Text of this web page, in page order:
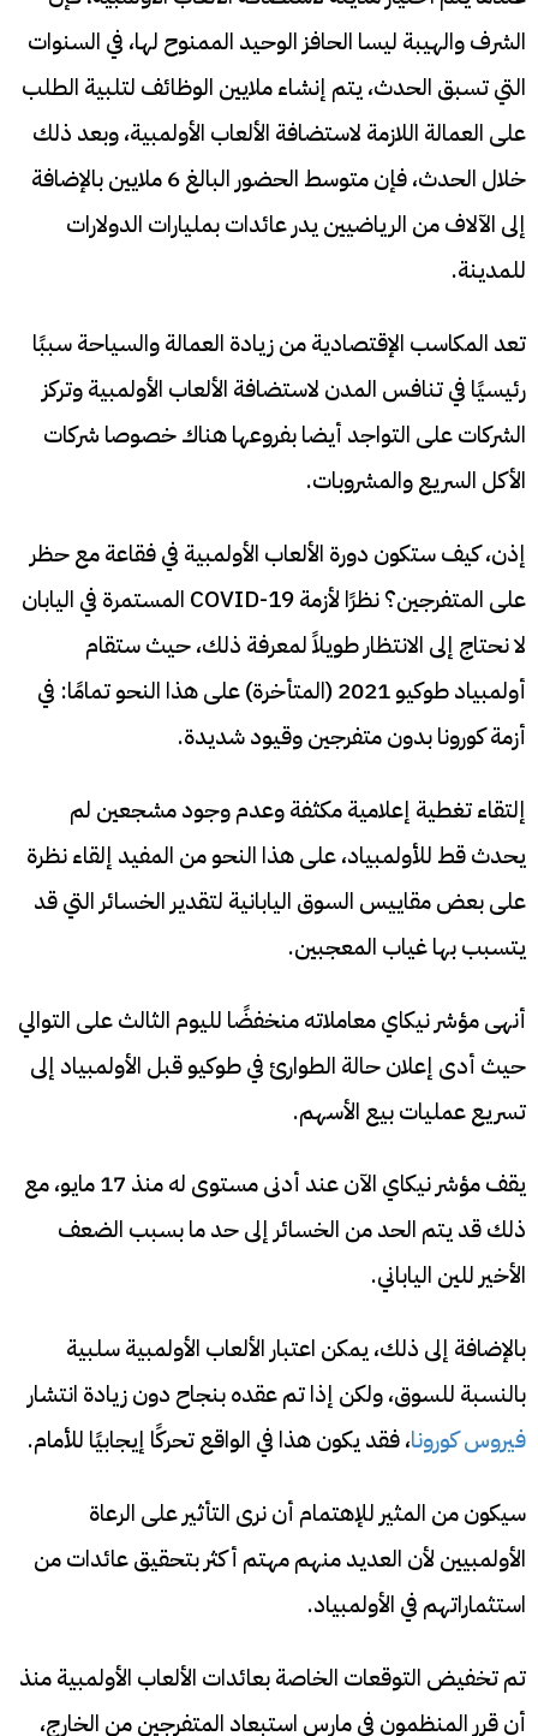
الشرف والهيبة ليسا الحافز الوحيد الممنوح لها، في السنوات
التي تسبق الحدث، يتم إنشاء ملايين الوظائف لتلبية الطلب
على العمالة اللازمة لاستضافة الألعاب الأولمبية، وبعد ذلك
خلال الحدث، فإن متوسط الحضور البالغ 6 ملايين بالإضافة
إلى الآلاف من الرياضيين يدر عائدات بمليارات الدولارات
للمدينة.
تعد المكاسب الإقتصادية من زيادة العمالة والسياحة سببًا
رئيسيًا في تنافس المدن لاستضافة الألعاب الأولمبية وتركز
الشركات على التواجد أيضا بفروعها هناك خصوصا شركات
الأكل السريع والمشروبات.
إذن، كيف ستكون دورة الألعاب الأولمبية في فقاعة مع حظر
على المتفرجين؟ نظرًا لأزمة COVID-19 المستمرة في اليابان
لا نحتاج إلى الانتظار طويلاً لمعرفة ذلك، حيث ستقام
أولمبياد طوكيو 2021 (المتأخرة) على هذا النحو تمامًا: في
أزمة كورونا بدون متفرجين وقيود شديدة.
إلتقاء تغطية إعلامية مكثفة وعدم وجود مشجعين لم
يحدث قط للأولمبياد، على هذا النحو من المفيد إلقاء نظرة
على بعض مقاييس السوق اليابانية لتقدير الخسائر التي قد
يتسبب بها غياب المعجبين.
أنهى مؤشر نيكاي معاملاته منخفضًا لليوم الثالث على التوالي
حيث أدى إعلان حالة الطوارئ في طوكيو قبل الأولمبياد إلى
تسريع عمليات بيع الأسهم.
يقف مؤشر نيكاي الآن عند أدنى مستوى له منذ 17 مايو، مع
ذلك قد يتم الحد من الخسائر إلى حد ما بسبب الضعف
الأخير للين الياباني.
بالإضافة إلى ذلك، يمكن اعتبار الألعاب الأولمبية سلبية
بالنسبة للسوق، ولكن إذا تم عقده بنجاح دون زيادة انتشار
فيروس كورونا، فقد يكون هذا في الواقع تحركًا إيجابيًا للأمام.
سيكون من المثير للإهتمام أن نرى التأثير على الرعاة
الأولمبيين لأن العديد منهم مهتم أكثر بتحقيق عائدات من
استثماراتهم في الأولمبياد.
تم تخفيض التوقعات الخاصة بعائدات الألعاب الأولمبية منذ
أن قرر المنظمون في مارس استبعاد المتفرجين من الخارج،